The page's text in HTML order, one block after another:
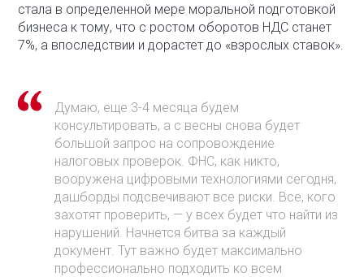
стала в определенной мере моральной подготовкой
бизнеса к тому, что с ростом оборотов НДС станет
7%, а впоследствии и дорастет до «взрослых ставок».
Думаю, еще 3-4 месяца будем
консультировать, а с весны снова будет
большой запрос на сопровождение
налоговых проверок. ФНС, как никто,
вооружена цифровыми технологиями сегодня,
дашборды подсвечивают все риски. Все, кого
захотят проверить, — у всех будет что найти из
нарушений. Начнется битва за каждый
документ. Тут важно будет максимально
профессионально подходить ко всем